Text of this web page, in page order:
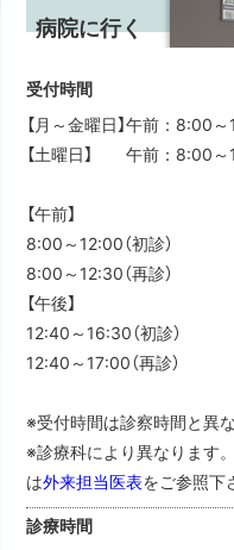
病院に行く
受付時間
【月～金曜日】午前：
【土曜日】 午前：8:00～
【午前】
8:00～12:00（初診）
8:00～12:30（再診）
【午後】
12:40～16:30（初診）
12:40～17:00（再診）
※受付時間は診察時間と異な
※診療科により異なります
は外来担当医表をご参照下
診療時間